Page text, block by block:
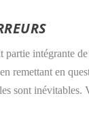
partie intégrante
remettant en
sont